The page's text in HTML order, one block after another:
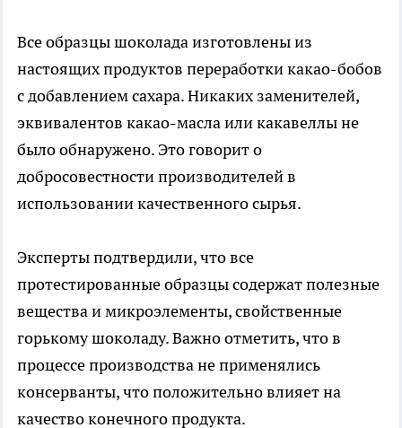
Все образцы шоколада изготовлены из
настоящих продуктов переработки какао-бобов
с добавлением сахара. Никаких заменителей,
эквивалентов какао-масла или какавеллы не
было обнаружено. Это говорит о
добросовестности производителей в
использовании качественного сырья.
Эксперты подтвердили, что все
протестированные образцы содержат полезные
вещества и микроэлементы, свойственные
горькому шоколаду. Важно отметить, что в
процессе производства не применялись
консерванты, что положительно влияет на
качество конечного продукта.